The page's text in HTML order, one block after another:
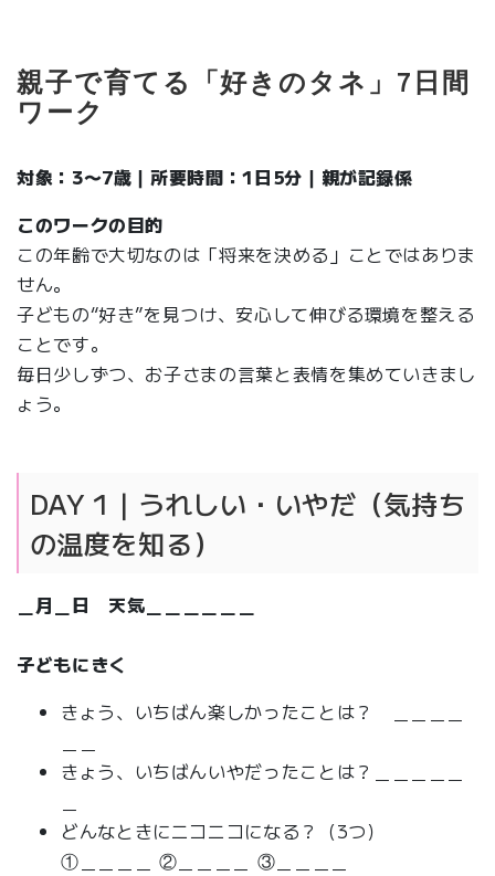
親子で育てる「好きのタネ」7日間
ワーク
対象：3〜7歳｜所要時間：1日5分｜親が記録係
このワークの目的
この年齢で大切なのは「将来を決める」ことではありま
せん。
子どもの“好き”を見つけ、安心して伸びる環境を整える
ことです。
毎日少しずつ、お子さまの言葉と表情を集めていきまし
ょう。
DAY 1｜うれしい・いやだ（気持ち
の温度を知る）
＿月＿日 天気＿＿＿＿＿＿
子どもにきく
きょう、いちばん楽しかったことは？ ＿＿＿＿
きょう、いちばんいやだったことは？＿＿＿＿＿
どんなときにニコニコになる？（3つ）
①＿＿＿＿ ②＿＿＿＿ ③＿＿＿＿